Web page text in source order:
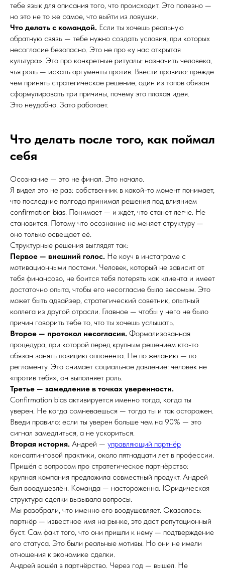
тебе язык для описания того, что происходит. Это полезно —
но это не то же самое, что выйти из ловушки.
Что делать с командой. Если ты хочешь реальную
обратную связь — тебе нужно создать условия, при которых
несогласие безопасно. Это не про «у нас открытая
культура». Это про конкретные ритуалы: назначить человека,
чья роль — искать аргументы против. Ввести правило: прежде
чем принять стратегическое решение, один из топов обязан
сформулировать три причины, почему это плохая идея.
Это неудобно. Зато работает.
Что делать после того, как поймал
себя
Осознание — это не финал. Это начало.
Я видел это не раз: собственник в какой-то момент понимает,
что последние полгода принимал решения под влиянием
confirmation bias. Понимает — и ждёт, что станет легче. Не
становится. Потому что осознание не меняет структуру —
оно только освещает её.
Структурные решения выглядят так:
Первое — внешний голос. Не коуч в инстаграме с
мотивационными постами. Человек, который не зависит от
тебя финансово, не боится тебя потерять как клиента и имеет
достаточно опыта, чтобы его несогласие было весомым. Это
может быть адвайзер, стратегический советник, опытный
коллега из другой отрасли. Главное — чтобы у него не было
причин говорить тебе то, что ты хочешь услышать.
Второе — протокол несогласия. Формализованная
процедура, при которой перед крупным решением кто-то
обязан занять позицию оппонента. Не по желанию — по
регламенту. Это снимает социальное давление: человек не
«против тебя», он выполняет роль.
Третье — замедление в точках уверенности.
Confirmation bias активируется именно тогда, когда ты
уверен. Не когда сомневаешься — тогда ты и так осторожен.
Введи правило: если ты уверен больше чем на 90% — это
сигнал замедлиться, а не ускориться.
Вторая история. Андрей — управляющий партнёр
консалтинговой практики, около пятнадцати лет в профессии.
Пришёл с вопросом про стратегическое партнёрство:
крупная компания предложила совместный продукт. Андрей
был воодушевлён. Команда — настороженна. Юридическая
структура сделки вызывала вопросы.
Мы разобрали, что именно его воодушевляет. Оказалось:
партнёр — известное имя на рынке, это даст репутационный
буст. Сам факт того, что они пришли к нему — подтверждение
его статуса. Это были реальные мотивы. Но они не имели
отношения к экономике сделки.
Андрей вошёл в партнёрство. Через год — вышел. Не